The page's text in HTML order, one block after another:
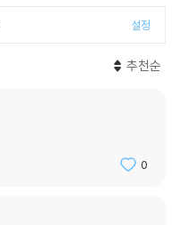
설정
추천순
0